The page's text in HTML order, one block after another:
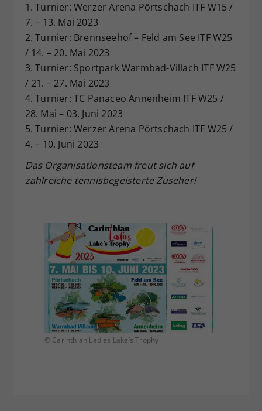
1. Turnier: Werzer Arena Pörtschach ITF W15 /
7. – 13. Mai 2023
2. Turnier: Brennseehof – Feld am See ITF W25
/ 14. – 20. Mai 2023
3. Turnier: Sportpark Warmbad-Villach ITF W25
/ 21. – 27. Mai 2023
4. Turnier: TC Panaceo Annenheim ITF W25 /
28. Mai – 03. Juni 2023
5. Turnier: Werzer Arena Pörtschach ITF W25 /
4. – 10. Juni 2023
Das Organisationsteam freut sich auf
zahlreiche tennisbegeisterte Zuseher!
© Carinthian Ladies Lake’s Trophy